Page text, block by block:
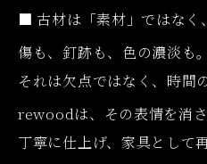
■ 古材は「素材」ではなく
傷も、釘跡も、色の濃淡も。
それは欠点ではなく、時間
rewoodは、その表情を消さ
丁寧に仕上げ、家具として